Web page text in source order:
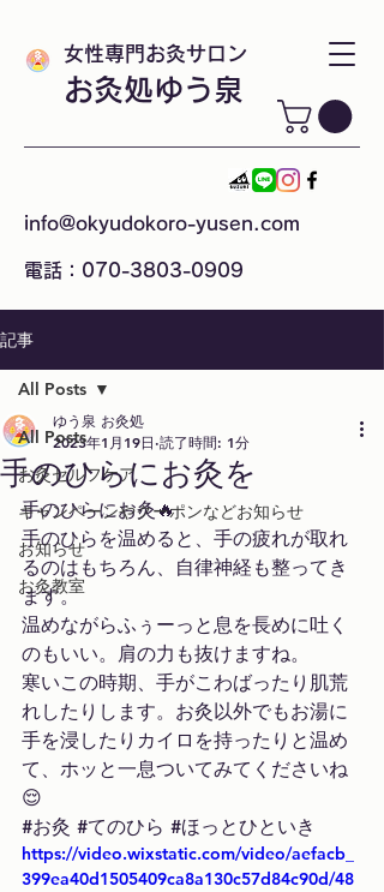
女性専門お灸サロン
お灸処ゆう泉
info@okyudokoro-yusen.com
電話：070-3803-0909
記事
All Posts
お灸セルフケア
キャンペーンやクーポンなどお知らせ
お知らせ
お灸教室
All Posts
手のひらにお灸を
ゆう泉 お灸処
2023年1月19日 読了時間: 1分
手のひらにお灸🔥
手のひらを温めると、手の疲れが取れ
るのはもちろん、自律神経も整ってき
ます。
温めながらふぅーっと息を長めに吐く
のもいい。肩の力も抜けますね。
寒いこの時期、手がこわばったり肌荒
れしたりします。お灸以外でもお湯に
手を浸したりカイロを持ったりと温め
て、ホッと一息ついてみてくださいね
😌
#お灸 #てのひら #ほっとひといき
https://video.wixstatic.com/video/aefacb_
399ea40d1505409ca8a130c57d84c90d/48